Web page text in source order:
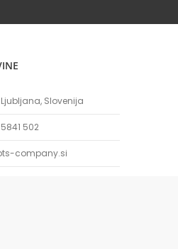
Slovenija
502
company.si